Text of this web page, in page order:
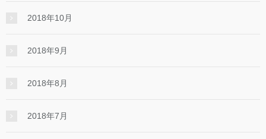
2018年10月
2018年9月
2018年8月
2018年7月